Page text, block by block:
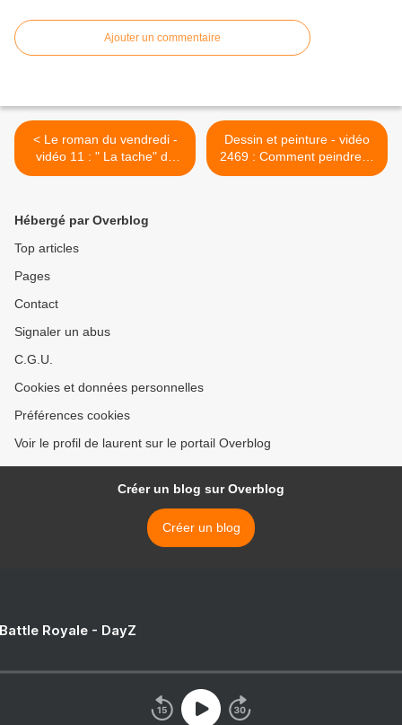
Ajouter un commentaire
< Le roman du vendredi -
vidéo 11 : " La tache" de
Philip Roth
Dessin et peinture - vidéo
2469 : Comment peindre le
ciel nuageux dans un
Hébergé par Overblog
Top articles
Pages
Contact
Signaler un abus
C.G.U.
Cookies et données personnelles
Préférences cookies
Voir le profil de laurent sur le portail Overblog
Créer un blog sur Overblog
Créer un blog
Royale - DayZ